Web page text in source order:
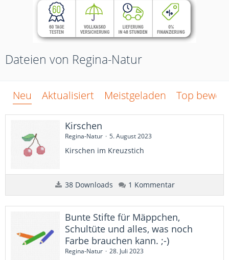
Dateien von Regina-Natur
Neu Aktualisiert Meistgeladen Top
Kirschen
Regina-Natur 5. August 2023
Kirschen im Kreuzstich
38 Downloads 1 Kommentar
Bunte Stifte für Mäppchen,
Schultüte und alles, was noch
Farbe brauchen kann. ;-)
Regina-Natur 28. Juli 2023